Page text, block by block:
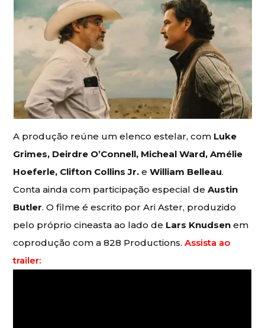
A produção reúne um elenco estelar, com Luke
Grimes, Deirdre O’Connell, Micheal Ward, Amélie
Hoeferle, Clifton Collins Jr. eWilliam Belleau.
Conta ainda com participação especial deAustin
Butler. O filme é escrito por Ari Aster, produzido
pelo próprio cineasta ao lado de Lars Knudsen em
coprodução com a 828 Productions.Assista ao
trailer: